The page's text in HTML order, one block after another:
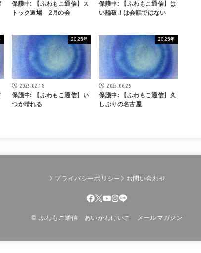
保護中: 【ふわもこ通信】ス
トック道場 2月の会
保護中: 【ふわもこ通信】は
い論破！は会話ではない
2025年
2025.02.18
保護中: 【ふわもこ通信】い
つか晴れる
2025年
2025.06.25
保護中: 【ふわもこ通信】久
しぶりの名古屋
プライバシーポリシー お問い合わせ
© ふわもこ通信 あいかわけいこ メールマガジン